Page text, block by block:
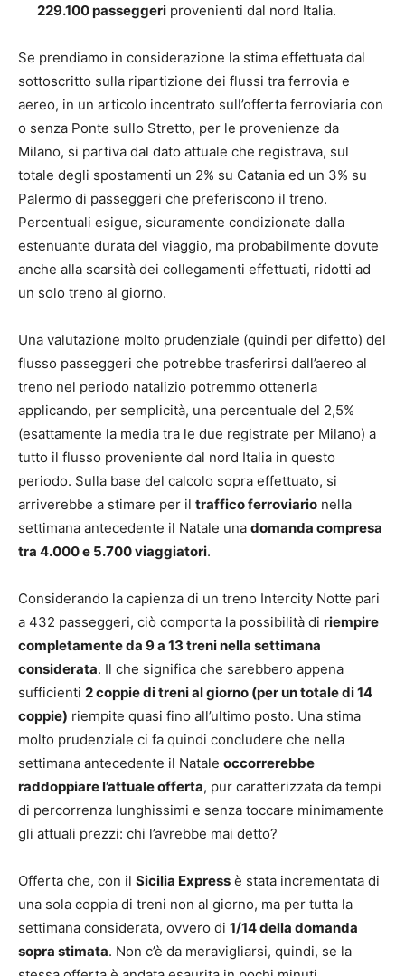
229.100 passeggeri provenienti dal nord Italia.
Se prendiamo in considerazione la stima effettuata dal
sottoscritto sulla ripartizione dei flussi tra ferrovia e
aereo, in un articolo incentrato sull’offerta ferroviaria con
o senza Ponte sullo Stretto, per le provenienze da
Milano, si partiva dal dato attuale che registrava, sul
totale degli spostamenti un 2% su Catania ed un 3% su
Palermo di passeggeri che preferiscono il treno.
Percentuali esigue, sicuramente condizionate dalla
estenuante durata del viaggio, ma probabilmente dovute
anche alla scarsità dei collegamenti effettuati, ridotti ad
un solo treno al giorno.
Una valutazione molto prudenziale (quindi per difetto) del
flusso passeggeri che potrebbe trasferirsi dall’aereo al
treno nel periodo natalizio potremmo ottenerla
applicando, per semplicità, una percentuale del 2,5%
(esattamente la media tra le due registrate per Milano) a
tutto il flusso proveniente dal nord Italia in questo
periodo. Sulla base del calcolo sopra effettuato, si
arriverebbe a stimare per il traffico ferroviario nella
settimana antecedente il Natale una domanda compresa
tra 4.000 e 5.700 viaggiatori.
Considerando la capienza di un treno Intercity Notte pari
a 432 passeggeri, ciò comporta la possibilità di riempire
completamente da 9 a 13 treni nella settimana
considerata. Il che significa che sarebbero appena
sufficienti 2 coppie di treni al giorno (per un totale di 14
coppie) riempite quasi fino all’ultimo posto. Una stima
molto prudenziale ci fa quindi concludere che nella
settimana antecedente il Natale occorrerebbe
raddoppiare l’attuale offerta, pur caratterizzata da tempi
di percorrenza lunghissimi e senza toccare minimamente
gli attuali prezzi: chi l’avrebbe mai detto?
Offerta che, con il Sicilia Express è stata incrementata di
una sola coppia di treni non al giorno, ma per tutta la
settimana considerata, ovvero di 1/14 della domanda
sopra stimata. Non c’è da meravigliarsi, quindi, se la